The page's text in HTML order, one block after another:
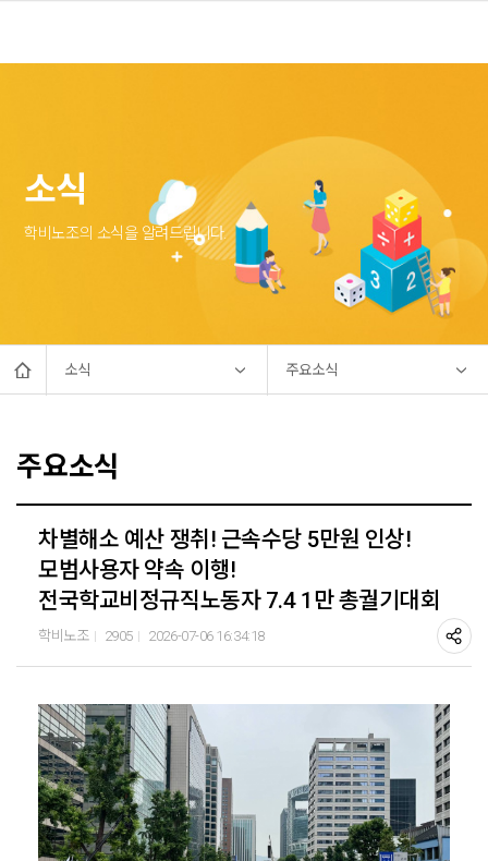
소식
학비노조의 소식을 알려드립니다.
소식 주요소식
주요소식
차별해소 예산 쟁취! 근속수당 5만원 인상!
모범사용자 약속 이행!
전국학교비정규직노동자 7.4 1만 총궐기대회
학비노조 2905 2026-07-06 16:34:18